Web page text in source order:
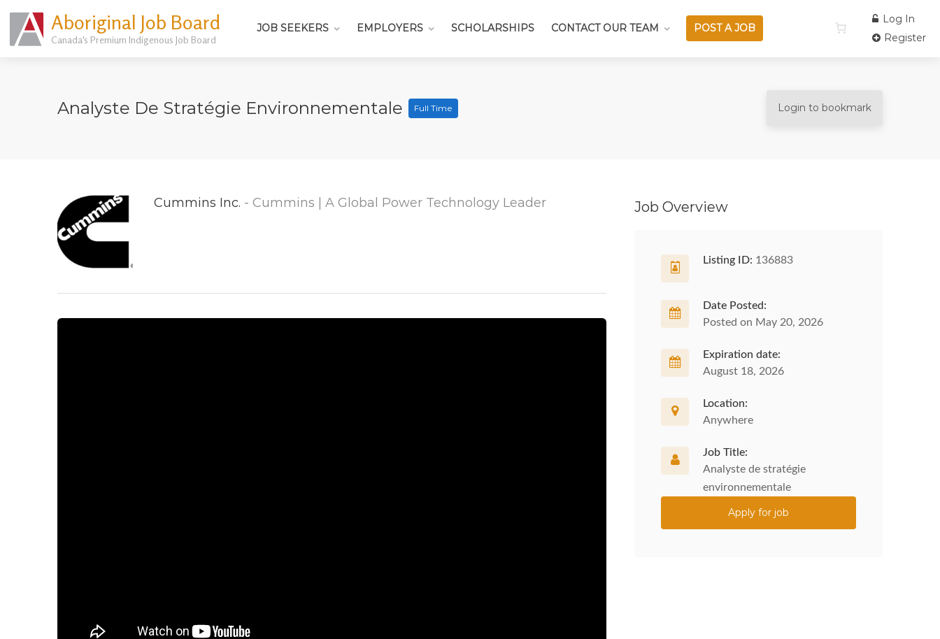
Aboriginal Job Board
Canada's Premium Indigenous Job Board
JOB SEEKERS EMPLOYERS SCHOLARSHIPS CONTACT OUR TEAM POST A JOB
Log In
Register
Analyste De Stratégie Environnementale Full Time Login to bookmark
Cummins Inc. - Cummins | A Global Power Technology Leader Job Overview
Listing ID: 136883
Date Posted:
Posted on May 20, 2026
Expiration date:
August 18, 2026
Location:
Anywhere
Job Title:
Analyste de stratégie
environnementale
Apply for job